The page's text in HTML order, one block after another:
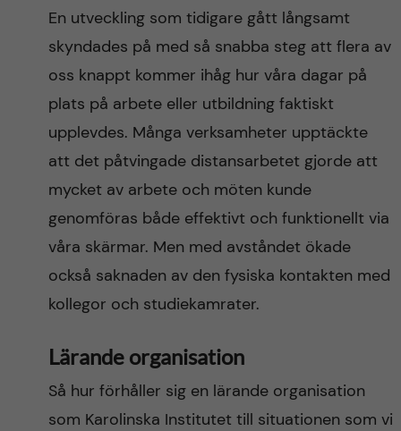
f
i
e
l
d
En utveckling som tidigare gått långsamt
skyndades på med så snabba steg att flera av
oss knappt kommer ihåg hur våra dagar på
plats på arbete eller utbildning faktiskt
upplevdes. Många verksamheter upptäckte
att det påtvingade distansarbetet gjorde att
mycket av arbete och möten kunde
genomföras både effektivt och funktionellt via
våra skärmar. Men med avståndet ökade
också saknaden av den fysiska kontakten med
kollegor och studiekamrater.
Lärande organisation
Så hur förhåller sig en lärande organisation
som Karolinska Institutet till situationen som vi